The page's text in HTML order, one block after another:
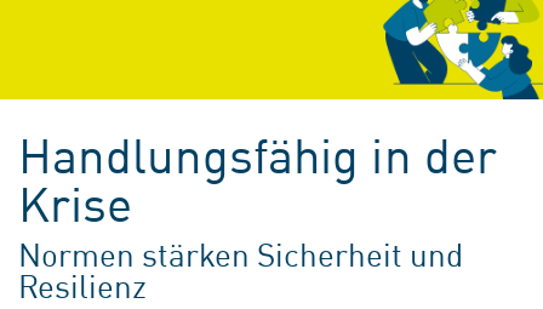
Handlungsfähig in der
Krise
Normen stärken Sicherheit und
Resilienz